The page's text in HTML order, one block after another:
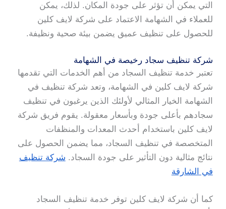
التي يمكن أن تؤثر على جودة المكان. لذلك، يمكن
للعملاء في الشهامة الاعتماد على شركة لايف كلين
للحصول على تنظيف عميق يضمن بيئة صحية ونظيفة.
شركة تنظيف سجاد رخيصة في الشهامة
تعتبر خدمة تنظيف السجاد من أهم الخدمات التي تقدمها
شركة لايف كلين في الشهامة، وتعد شركة تنظيف في
الشهامة الخيار المثالي لأولئك الذين يرغبون في تنظيف
سجادهم بأعلى جودة وبأسعار معقولة. يقوم فريق شركة
لايف كلين باستخدام أحدث المعدات والمنظفات
المتخصصة في تنظيف السجاد، مما يضمن الحصول على
نتائج مثالية دون التأثير على جودة السجاد. شركة تنظيف
في الشارقة
كما أن شركة لايف كلين توفر خدمة تنظيف السجاد